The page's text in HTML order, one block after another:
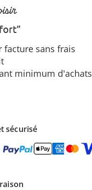
sécurisé
facture sans frais
minimum d'achats